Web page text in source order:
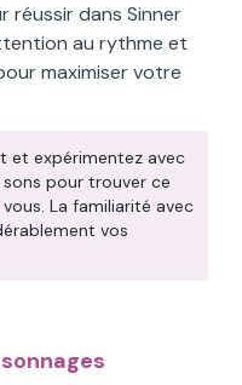
réussir dans Sinner
au rythme et
maximiser votre
et expérimentez avec
pour trouver ce
La familiarité avec
vos